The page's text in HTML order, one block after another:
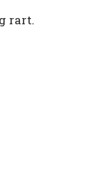
rart.